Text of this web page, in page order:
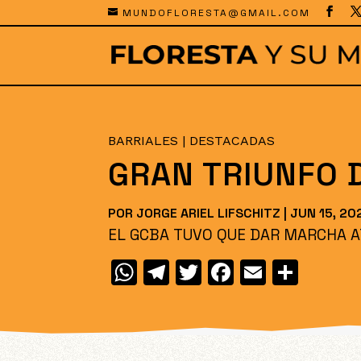
MUNDOFLORESTA@GMAIL.COM
BARRIALES | DESTACADAS
GRAN TRIUNFO
POR JORGE ARIEL LIFSCHITZ JUN 15,
EL GCBA TUVO QUE DAR MARCHA
W
at
T
e
T
itt
F
c
E
ai m